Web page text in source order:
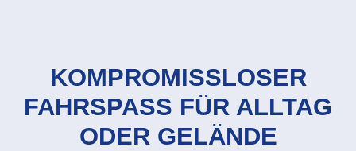
KOMPROMISSLOSER
FAHRSPASS FÜR ALLTAG O
DER GELÄNDE